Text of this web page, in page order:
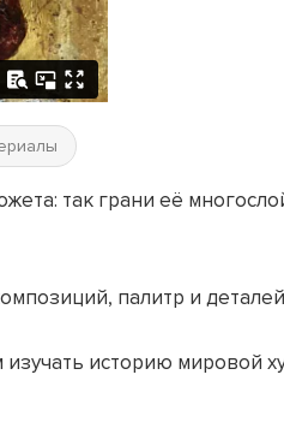
так грани её
палитр и
историю мировой